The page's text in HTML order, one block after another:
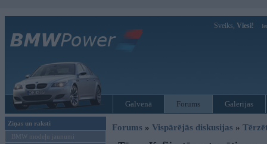
Sveiks, Viesi!
Galvenā Forums Galerijas
Ziņas un raksti
BMW modeļu jaunumi
Forums » Vispārējās diskusijas »